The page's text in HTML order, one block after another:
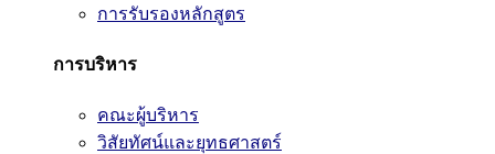
การรับรองหลักสูตร
การบริหาร
คณะผู้บริหาร
วิสัยทัศน์และยุทธศาสตร์